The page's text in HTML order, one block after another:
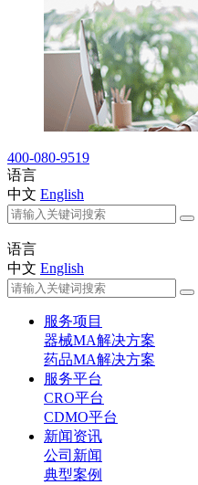
400-080-9519
语言
中文 English
语言
中文 English
服务项目
器械MA解决方案
药品MA解决方案
服务平台
CRO平台
CDMO平台
新闻资讯
公司新闻
典型案例